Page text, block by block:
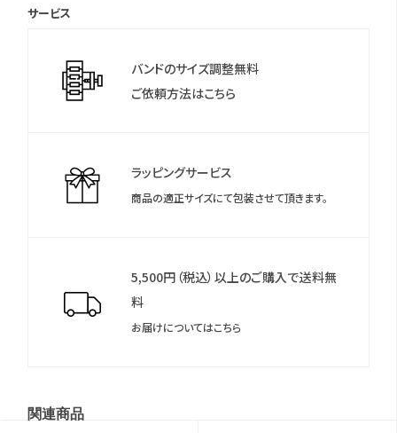
索・睡眠測定・天気・対応OS：Android 9.0以降 / iOS 13.0以降・
＊保証書について
商品のサポートに関するお問い合わせはメーカーサポートへご連
絡ください。
サービス
バンドのサイズ調整無料
ご依頼方法はこちら
ラッピングサービス
商品の適正サイズにて包装させて頂きます。
5,500円（税込）以上のご購入で送料無
料
お届けについてはこちら
関連商品